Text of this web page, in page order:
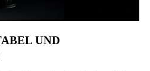
UND